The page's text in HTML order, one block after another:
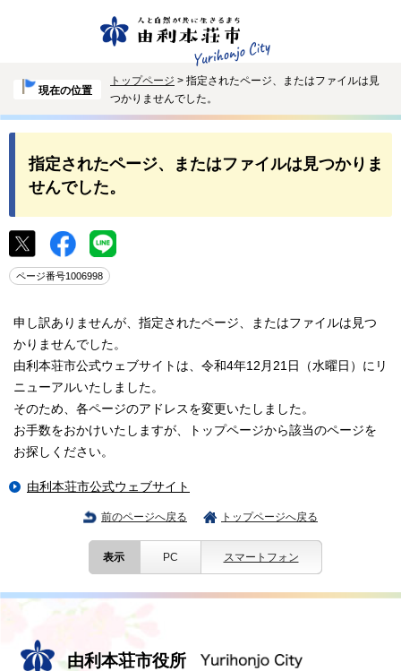
現在の位置
トップページ > 指定されたページ、またはファイルは見
つかりませんでした。
指定されたページ、またはファイルは見つかりま
せんでした。
ページ番号1006998
申し訳ありませんが、指定されたページ、またはファイルは見つ
かりませんでした。
由利本荘市公式ウェブサイトは、令和4年12月21日（水曜日）にリ
ニューアルいたしました。
そのため、各ページのアドレスを変更いたしました。
お手数をおかけいたしますが、トップページから該当のページを
お探しください。
由利本荘市公式ウェブサイト
前のページへ戻る トップページへ戻る
表示 PC スマートフォン
由利本荘市役所